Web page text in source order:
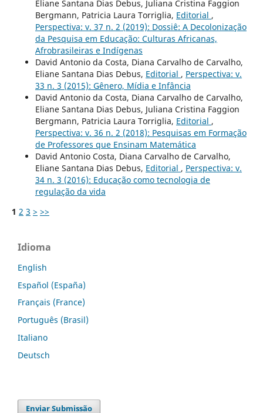
Eliane Santana Dias Debus, Juliana Cristina Faggion
Bergmann, Patricia Laura Torriglia, Editorial ,
Perspectiva: v. 37 n. 2 (2019): Dossiê: A Decolonização
da Pesquisa em Educação: Culturas Africanas,
Afrobrasileiras e Indígenas
David Antonio da Costa, Diana Carvalho de Carvalho,
Eliane Santana Dias Debus, Editorial , Perspectiva: v.
33 n. 3 (2015): Gênero, Mídia e Infância
David Antonio da Costa, Diana Carvalho de Carvalho,
Eliane Santana Dias Debus, Juliana Cristina Faggion
Bergmann, Patricia Laura Torriglia, Editorial ,
Perspectiva: v. 36 n. 2 (2018): Pesquisas em Formação
de Professores que Ensinam Matemática
David Antonio Costa, Diana Carvalho de Carvalho,
Eliane Santana Dias Debus, Editorial , Perspectiva: v.
34 n. 3 (2016): Educação como tecnologia de
regulação da vida
1 2 3 > >>
Idioma
English
Español (España)
Français (France)
Português (Brasil)
Italiano
Deutsch
Enviar Submissão